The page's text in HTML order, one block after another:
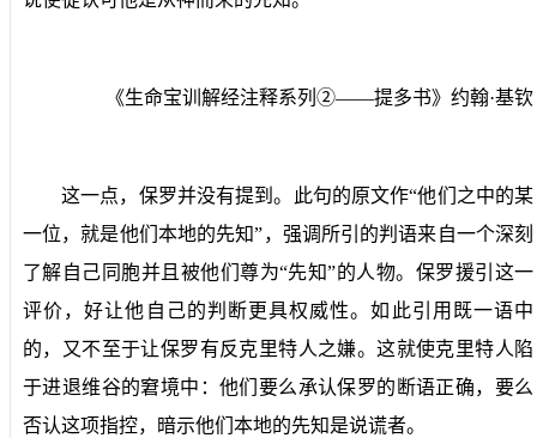
《生命宝训解经注释系列②——提多书》约翰·基钦
这一点，保罗并没有提到。此句的原文作“他们之中的某
一位，就是他们本地的先知”，强调所引的判语来自一个深刻
了解自己同胞并且被他们尊为“先知”的人物。保罗援引这一
评价，好让他自己的判断更具权威性。如此引用既一语中
的，又不至于让保罗有反克里特人之嫌。这就使克里特人陷
于进退维谷的窘境中：他们要么承认保罗的断语正确，要么
否认这项指控，暗示他们本地的先知是说谎者。